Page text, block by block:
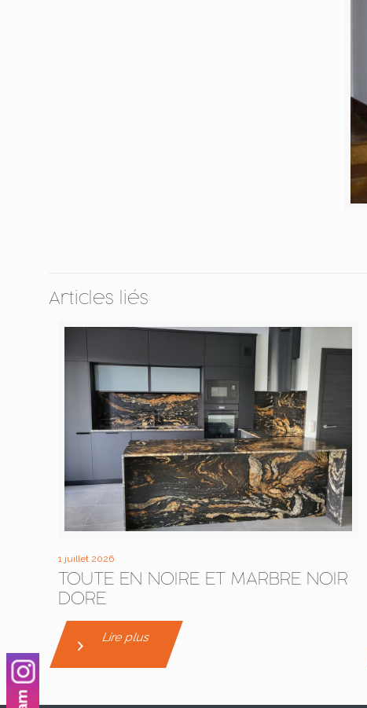
Articles liés
1 juillet 2026
TOUTE EN NOIRE ET MARBRE NOIR
DORE
Lire plus